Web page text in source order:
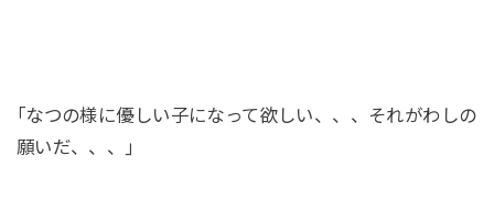
｢なつの様に優しい子になって欲しい、、、それがわしの
願いだ、、、｣